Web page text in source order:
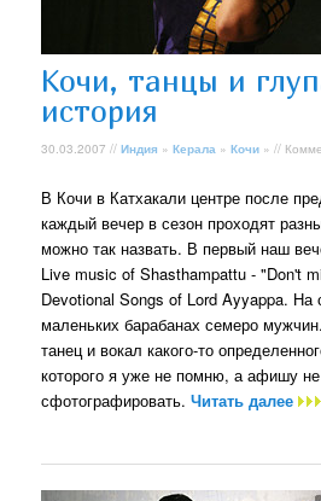
Кочи, танцы и
история
30.03.2007 //Индия »Керала »Кочи » //
В Кочи в Катхакали центре после
каждый вечер в сезон проходят
можно так назвать. В первый наш
Live music of Shasthampattu - "Don't
Devotional Songs of Lord Ayyappa. На
маленьких барабанах семеро
танец и вокал какого-то
которого я уже не помню, а афишу
сфотографировать.Читать далее